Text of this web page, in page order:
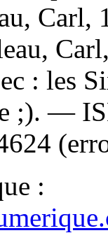
: les
;). —
: